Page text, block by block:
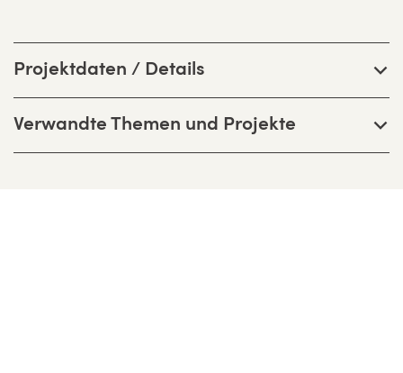
Projektdaten / Details
Verwandte Themen und Projekte